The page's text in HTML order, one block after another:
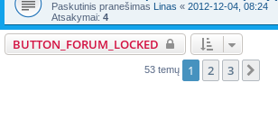
Paskutinis pranešimas Linas « 2012-12-04, 08:24
Atsakymai: 4
BUTTON_FORUM_LOCKED
53 temų 1 2 3